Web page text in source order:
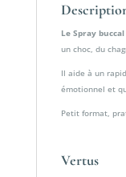
Le Spray
un choc, du
Il aide à un
émotionnel et
Petit format,
Vertus